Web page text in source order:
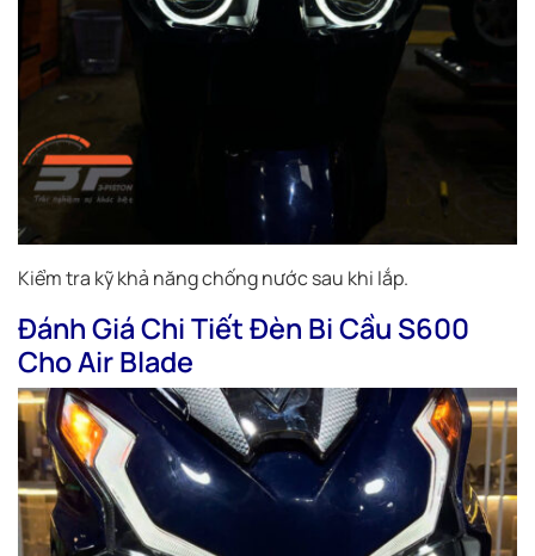
Kiểm tra kỹ khả năng chống nước sau khi lắp.
Đánh Giá Chi Tiết Đèn Bi Cầu S600
Cho Air Blade